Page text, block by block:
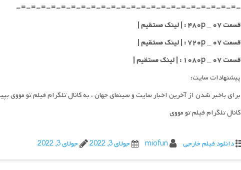
-=-=-=-=-=-=-=-=-=-=-=-=-=-=-=-=-=-=-=-=-=-=-
قسمت ۰۷ _ ۴۸۰p : | لینک مستقیم |
قسمت ۰۷ _ ۷۲۰p : | لینک مستقیم |
قسمت ۰۷ _ ۱۰۸۰p : | لینک مستقیم |
پیشنهادات سایت:
برای باخبر شدن از آخرین اخبار سایت و سینمای جهان ، به کانال تلگرام فیلم تو مووی
کانال تلگرام فیلم تو مووی
دانلود فیلم خارجی miofun جولای 3, 2022 جولای 3, 2022